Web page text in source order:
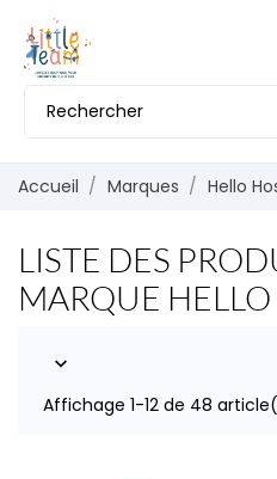
Accueil Marques Hello
LISTE DES
MARQUE

Affichage 1-12 de 48